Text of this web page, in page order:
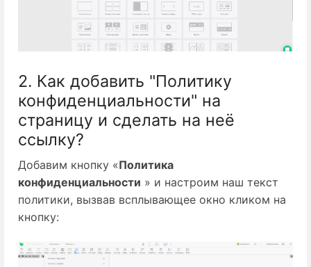
2. Как добавить "Политику
конфиденциальности" на
страницу и сделать на неё
ссылку?
Добавим кнопку «Политика
конфиденциальности » и настроим наш текст
политики, вызвав всплывающее окно кликом на
кнопку: